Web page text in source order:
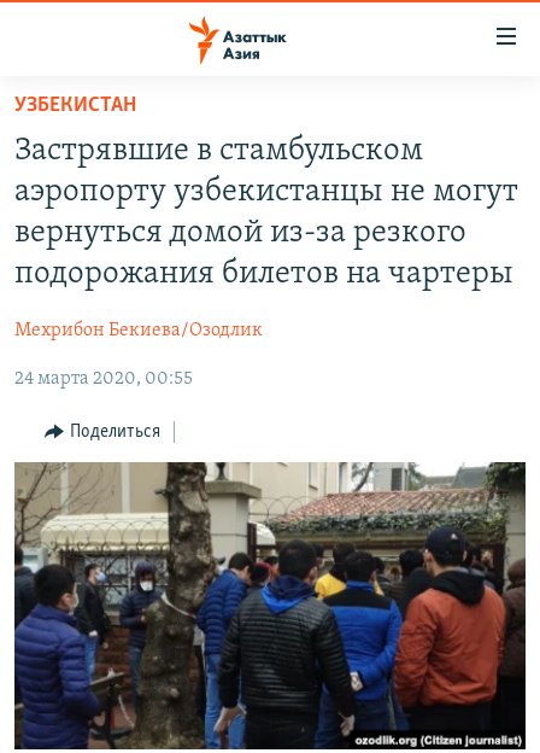
Вернуться
основному
содержанию
Вернутся
главной
Вернутся
КАЗАХСТАН
НОВОСТИ
ВОЙНА В УКРАИНЕ
КЫРГЫЗЧА
ЎЗБЕКЧА
ТОҶИКӢ
TÜRKMENÇE
ПОДПИШИТЕСЬ НА НАС В СОЦСЕТЯХ
Все сайты РСЕ/РС
УЗБЕКИСТАН
Застрявшие в стамбульском
аэропорту узбекистанцы не могут
вернуться домой из-за резкого
подорожания билетов на чартеры
Мехрибон Бекиева/Озодлик
24 марта 2020, 00:55
Поделиться